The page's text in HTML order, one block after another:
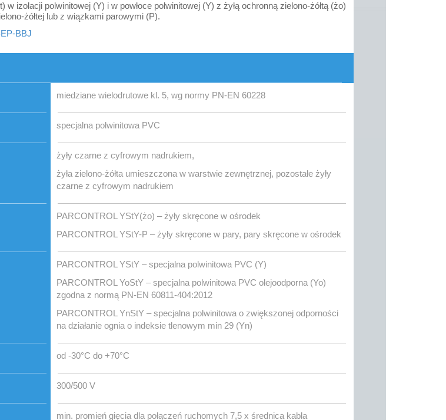
w izolacji polwinitowej (Y) i w powłoce polwinitowej (Y) z żyłą ochronną zielono-żółtą (żo)
żółtej lub z wiązkami parowymi (P).
BBJ
miedziane wielodrutowe kl. 5, wg normy PN-EN 60228
specjalna polwinitowa PVC
żyły czarne z cyfrowym nadrukiem,
żyła zielono-żółta umieszczona w warstwie zewnętrznej, pozostałe żyły
czarne z cyfrowym nadrukiem
PARCONTROL YStY(żo) – żyły skręcone w ośrodek
PARCONTROL YStY-P – żyły skręcone w pary, pary skręcone w ośrodek
PARCONTROL YStY – specjalna polwinitowa PVC (Y)
PARCONTROL YoStY – specjalna polwinitowa PVC olejoodporna (Yo)
zgodna z normą PN-EN 60811-404:2012
PARCONTROL YnStY – specjalna polwinitowa o zwiększonej odporności
na działanie ognia o indeksie tlenowym min 29 (Yn)
od -30°C do +70°C
300/500 V
min. promień gięcia dla połączeń ruchomych 7,5 x średnica kabla